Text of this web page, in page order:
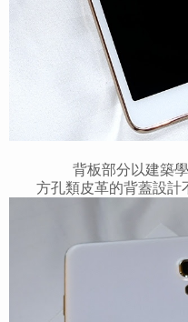
背板部分以建築
方孔類皮革的背蓋設計